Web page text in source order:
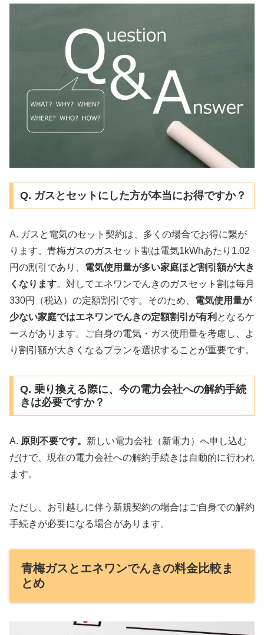
Q. ガスとセットにした方が本当にお得ですか？
A. ガスと電気のセット契約は、多くの場合でお得に繋が
ります。青梅ガスのガスセット割は電気1kWhあたり1.02
円の割引であり、 電気使用量が多い家庭ほど割引額が大き
くなります。対してエネワンでんきのガスセット割は毎月
330円（税込）の定額割引です。そのため、 電気使用量が
少ない家庭ではエネワンでんきの定額割引が有利 となるケ
ースがあります。ご自身の電気・ガス使用量を考慮し、よ
り割引額が大きくなるプランを選択することが重要です。
Q. 乗り換える際に、今の電力会社への解約手続
きは必要ですか？
A. 原則不要です。 新しい電力会社（新電力）へ申し込む
だけで、現在の電力会社への解約手続きは自動的に行われ
ます。
ただし、お引越しに伴う新規契約の場合はご自身での解約
手続きが必要になる場合があります。
青梅ガスとエネワンでんきの料金比較ま
とめ